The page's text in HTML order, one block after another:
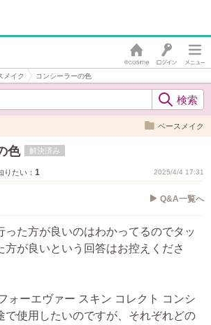
メイク コンシーラーの色
ベースメイク
色 解決済み
りたい： 1 2025/4/4 17:31
Q&A一覧へ
った方が良いのはわかってるのでタッ
方が良いという回答はお控えくださ
ォーエヴァー スキン コレクト コンシ
で使用したいのですが、それぞれどの